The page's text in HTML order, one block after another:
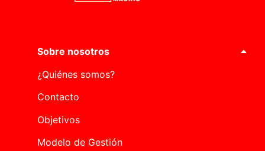
Sobre nosotros
¿Quiénes somos?
Contacto
Objetivos
Modelo de Gestión